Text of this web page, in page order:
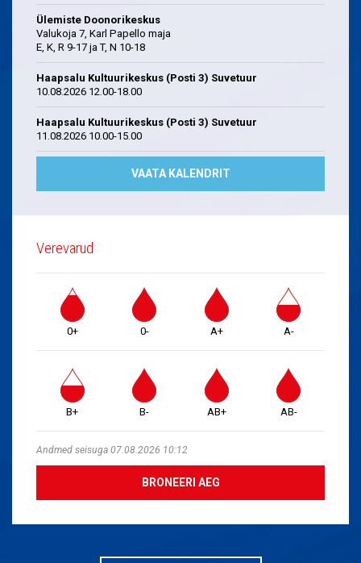
Ülemiste Doonorikeskus
Valukoja 7, Karl Papello maja
E, K, R 9-17 ja T, N 10-18
Haapsalu Kultuurikeskus (Posti 3) Suvetuur
10.08.2026 12.00-18.00
Haapsalu Kultuurikeskus (Posti 3) Suvetuur
11.08.2026 10.00-15.00
VAATA KALENDRIT
Verevarud
0+ 0- A+ A-
B+ B- AB+ AB-
Andmed seisuga 07.08.2026 10:12
BRONEERI AEG